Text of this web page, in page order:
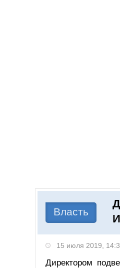
Власть
15 июля 2019,
Директором